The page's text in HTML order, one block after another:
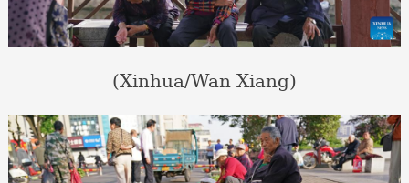
(Xinhua/Wan Xiang)